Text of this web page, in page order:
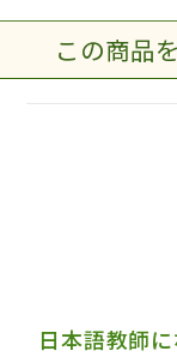
この商品
日本語教師